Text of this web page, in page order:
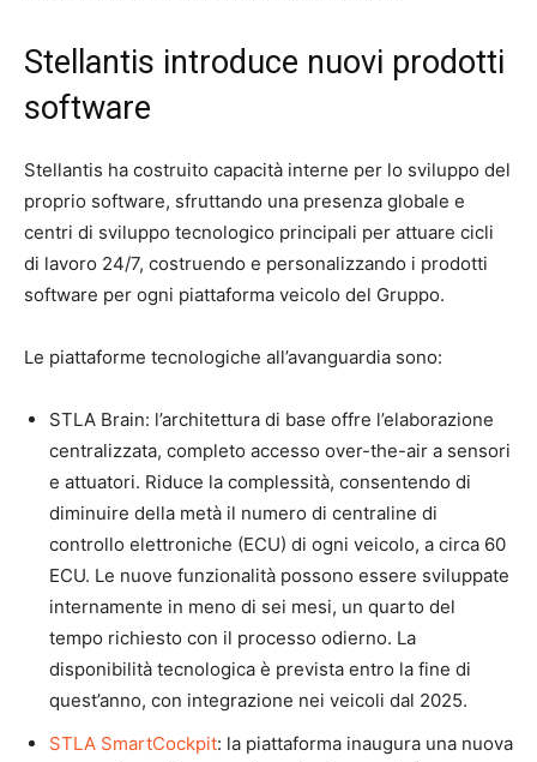
Stellantis introduce nuovi prodotti
software
Stellantis ha costruito capacità interne per lo sviluppo del
proprio software, sfruttando una presenza globale e
centri di sviluppo tecnologico principali per attuare cicli
di lavoro 24/7, costruendo e personalizzando i prodotti
software per ogni piattaforma veicolo del Gruppo.
Le piattaforme tecnologiche all’avanguardia sono:
STLA Brain: l’architettura di base offre l’elaborazione
centralizzata, completo accesso over-the-air a sensori
e attuatori. Riduce la complessità, consentendo di
diminuire della metà il numero di centraline di
controllo elettroniche (ECU) di ogni veicolo, a circa 60
ECU. Le nuove funzionalità possono essere sviluppate
internamente in meno di sei mesi, un quarto del
tempo richiesto con il processo odierno. La
disponibilità tecnologica è prevista entro la fine di
quest’anno, con integrazione nei veicoli dal 2025.
STLA SmartCockpit: la piattaforma inaugura una nuova